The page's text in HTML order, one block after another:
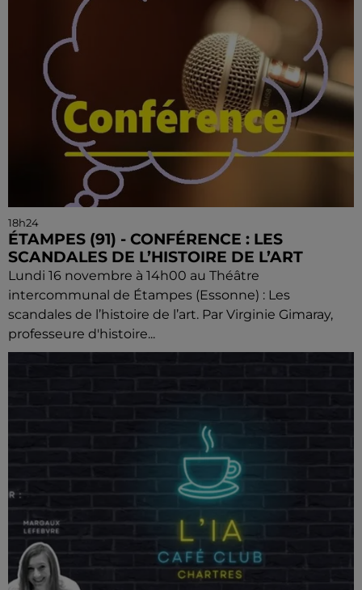
18h24
ÉTAMPES (91) - CONFÉRENCE : LES
SCANDALES DE L’HISTOIRE DE L’ART
Lundi 16 novembre à 14h00 au Théâtre
intercommunal de Étampes (Essonne) : Les
scandales de l’histoire de l’art. Par Virginie Gimaray,
professeure d'histoire...